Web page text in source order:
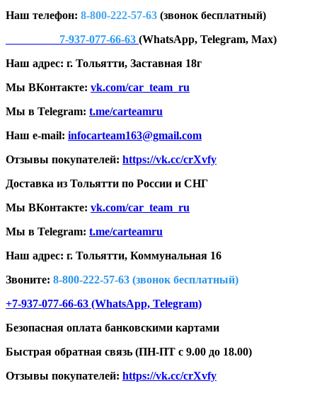
Наш телефон: 8-800-222-57-63 (звонок бесплатный)
7-937-077-66-63 (WhatsApp, Telegram, Max)
Наш адрес: г. Тольятти, Заставная 18г
Мы ВКонтакте: vk.com/car_team_ru
Мы в Telegram: t.me/carteamru
Наш e-mail: infocarteam163@gmail.com
Отзывы покупателей: https://vk.cc/crXvfy
Доставка из Тольятти по России и СНГ
Мы ВКонтакте: vk.com/car_team_ru
Мы в Telegram: t.me/carteamru
Наш адрес: г. Тольятти, Коммунальная 16
Звоните: 8-800-222-57-63 (звонок бесплатный)
+7-937-077-66-63 (WhatsApp, Telegram)
Безопасная оплата банковскими картами
Быстрая обратная связь (ПН-ПТ с 9.00 до 18.00)
Отзывы покупателей: https://vk.cc/crXvfy